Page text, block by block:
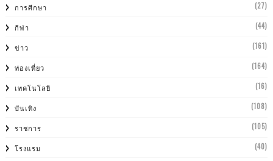
การศีกษา (27)
กีฬา (44)
ข่าว (161)
ท่องเที่ยว (164)
เทคโนโลยี (16)
บันเทิง (108)
ราชการ (105)
โรงแรม (40)